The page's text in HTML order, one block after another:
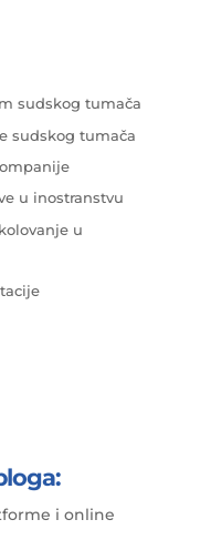
sudskog tumača
sudskog tumača
u inostranstvu
u
i online